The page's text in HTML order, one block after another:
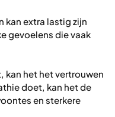
kan extra lastig zijn
gevoelens die vaak
kan het het vertrouwen
doet, kan het de
en sterkere